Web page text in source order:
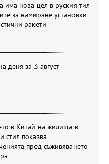
има нова цел в руския тил
за намиране установки
ракети
деня за 3 август
в Китай на жилища в
стил показва
пред съживяването